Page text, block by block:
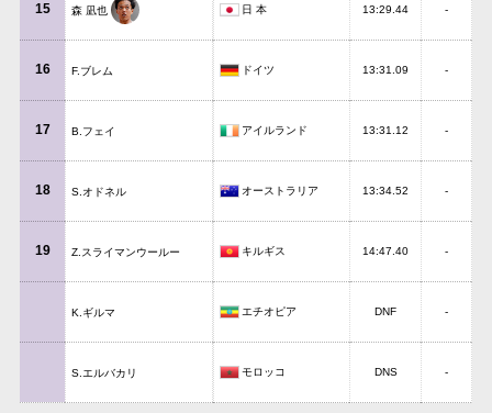
15 森 凪也 日 本 13:29.44 -
16 F.ブレム ドイツ 13:31.09 -
17 B.フェイ アイルランド 13:31.12 -
18 S.オドネル オーストラリア 13:34.52 -
19 Z.スライマンウールー キルギス 14:47.40 -
K.ギルマ エチオピア DNF -
S.エルバカリ モロッコ DNS -